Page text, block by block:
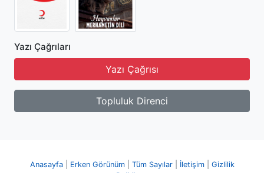
Yazı Çağrıları
Yazı Çağrısı
Topluluk Direnci
Anasayfa Erken Görünüm Tüm Sayılar İletişim
Gizlilik